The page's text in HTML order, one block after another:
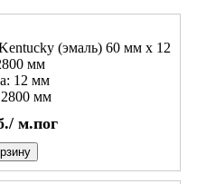
(эмаль) 60 мм х 12
мм
12 мм
мм
м.пог